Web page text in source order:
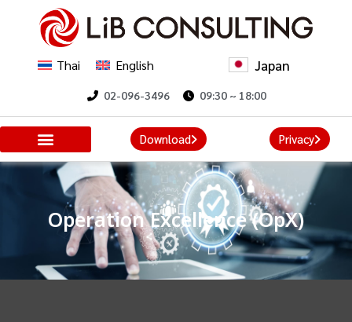
Thai English Japan
02-096-3496 09:30 ~ 18:00
Download Privacy
Operation Excellence (OpX)